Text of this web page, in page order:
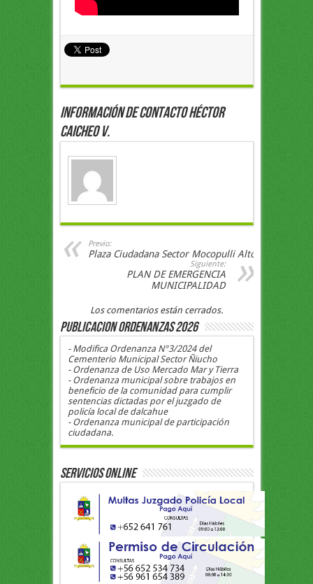
Información de Contacto Héctor
Caicheo V.
Previo:
Plaza Ciudadana Sector Mocopulli Alto
Siguiente:
PLAN DE EMERGENCIA
MUNICIPALIDAD
Los comentarios están cerrados.
PUBLICACION ORDENANZAS 2026
- Modifica Ordenanza N°3/2024 del
Cementerio Municipal Sector Ñiucho
- Ordenanza de Uso Mercado Mar y Tierra
- Ordenanza municipal sobre trabajos en
beneficio de la comunidad para cumplir
sentencias dictadas por el juzgado de
policía local de dalcahue
- Ordenanza municipal de participación
ciudadana.
Servicios Online